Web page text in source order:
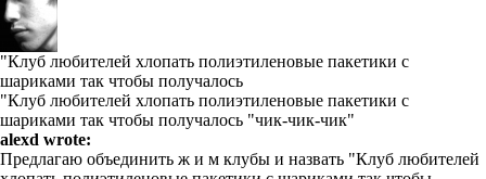
"Клуб любителей хлопать полиэтиленовые пакетики с
шариками так чтобы получалось
"Клуб любителей хлопать полиэтиленовые пакетики с
шариками так чтобы получалось "чик-чик-чик"
alexd wrote:
Предлагаю объединить ж и м клубы и назвать "Клуб любителей